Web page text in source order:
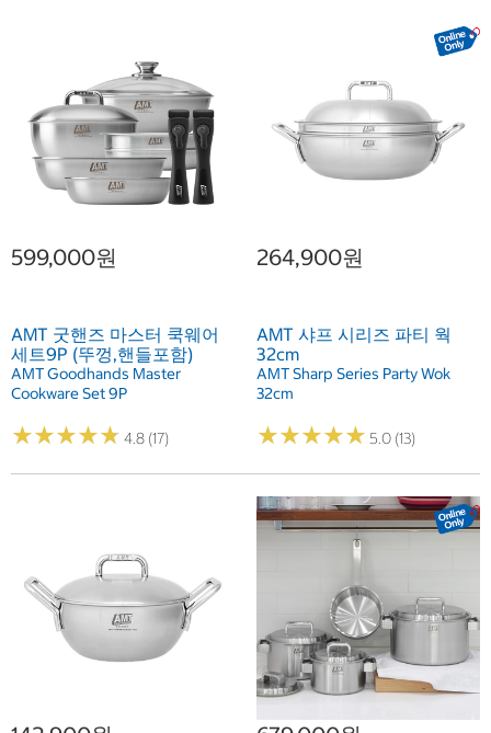
599,000원
AMT 굿핸즈 마스터 쿡웨어
세트9P (뚜껑,핸들포함)
AMT Goodhands Master
Cookware Set 9P
★★★★★
★★★★★ 4.8 (17)
264,900원
AMT 샤프 시리즈 파티 웍
32cm
AMT Sharp Series Party Wok
32cm
★★★★★
★★★★★ 5.0 (13)